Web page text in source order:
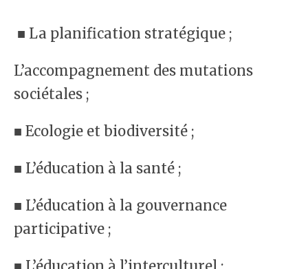
■ La planification stratégique ;
L’accompagnement des mutations
sociétales ;
■ Ecologie et biodiversité ;
■ L’éducation à la santé ;
■ L’éducation à la gouvernance
participative ;